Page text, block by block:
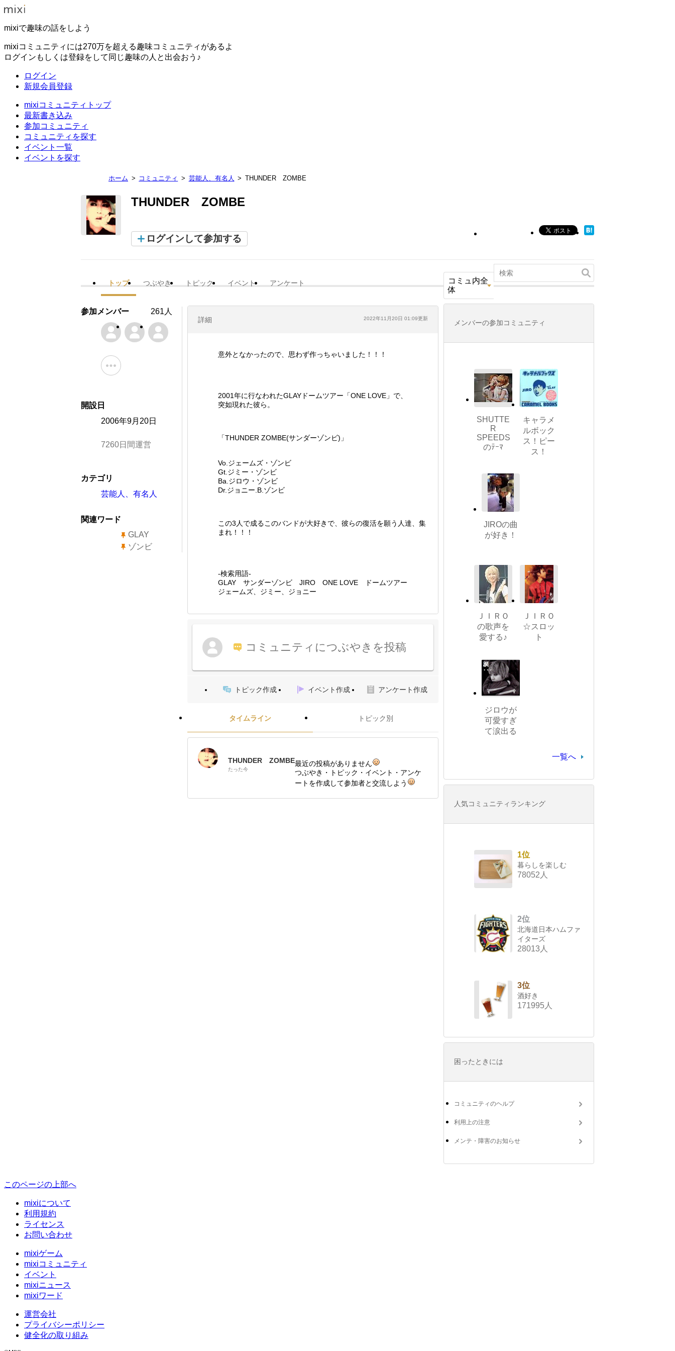
mixiで趣味の話をしよう
mixiコミュニティには270万を超える趣味コミュニティがあるよ
ログインもしくは登録をして同じ趣味の人と出会おう♪
ログイン
新規会員登録
mixiコミュニティトップ
最新書き込み
参加コミュニティ
コミュニティを探す
イベント一覧
イベントを探す
ホーム コミュニティ 芸能人、有名人 THUNDER ZOMBE
THUNDER ZOMBE
ログインして参加する
トップ つぶやき トピック イベント アンケート
コミュ内全
体
詳細 2022年11月20日 01:09更新
意外となかったので、思わず作っちゃいました！！！
2001年に行なわれたGLAYドームツアー「ONE LOVE」で、
突如現れた彼ら。
「THUNDER ZOMBE(サンダーゾンビ)」
Vo.ジェームズ・ゾンビ
Gt.ジミー・ゾンビ
Ba.ジロウ・ゾンビ
Dr.ジョニー.B.ゾンビ
この3人で成るこのバンドが大好きで、彼らの復活を願う人達、集
まれ！！！
-検索用語-
GLAY サンダーゾンビ JIRO ONE LOVE ドームツアー
ジェームズ、ジミー、ジョニー
コミュニティにつぶやきを投稿
トピック作成 イベント作成 アンケート作成
タイムライン トピック別
THUNDER ZOMBE
たった今
最近の投稿がありません
つぶやき・トピック・イベント・アンケ
ートを作成して参加者と交流しよう
参加メンバー 261人
開設日
2006年9月20日
7260日間運営
カテゴリ
芸能人、有名人
関連ワード
GLAY
ゾンビ
メンバーの参加コミュニティ
SHUTTE
R
SPEEDS
のﾃｰﾏ
キャラメ
ルボック
ス！ピー
ス！
JIROの曲
が好き！
ＪＩＲＯ
の歌声を
愛する♪
ＪＩＲＯ
☆スロッ
ト
ジロウが
可愛すぎ
て涙出る
一覧へ
人気コミュニティランキング
1位
暮らしを楽しむ
78052人
2位
北海道日本ハムファ
イターズ
28013人
3位
酒好き
171995人
困ったときには
コミュニティのヘルプ
利用上の注意
メンテ・障害のお知らせ
このページの上部へ
mixiについて
利用規約
ライセンス
お問い合わせ
mixiゲーム
mixiコミュニティ
イベント
mixiニュース
mixiワード
運営会社
プライバシーポリシー
健全化の取り組み